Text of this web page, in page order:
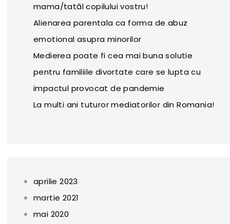
mama/tatăl copilului vostru!
Alienarea parentala ca forma de abuz
emotional asupra minorilor
Medierea poate fi cea mai buna solutie
pentru familiile divortate care se lupta cu
impactul provocat de pandemie
La multi ani tuturor mediatorilor din Romania!
aprilie 2023
martie 2021
mai 2020